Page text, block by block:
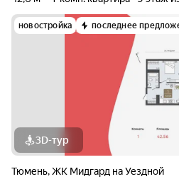
новостройка последнее
3D-тур
Тюмень,ЖК Мидгард на Уездной